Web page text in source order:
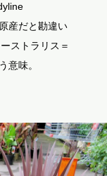
産だと勘違い
ストラリス＝
意味。